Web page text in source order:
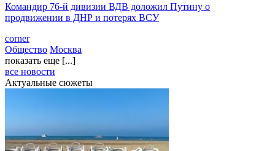
Командир 76-й дивизии ВДВ доложил Путину о
продвижении в ДНР и потерях ВСУ
corner
Общество Москва
показать еще [...]
все новости
Актуальные сюжеты